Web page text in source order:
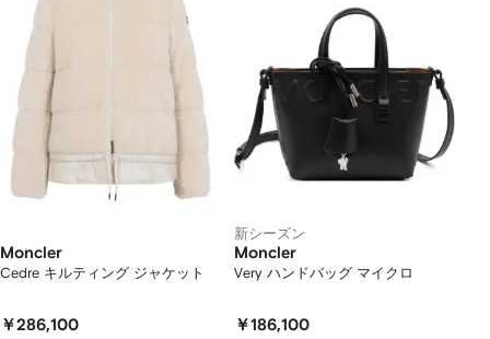
Moncler
Cedre キルティング ジャケット
￥286,100
新シーズン
Moncler
Very ハンドバッグ マイクロ
￥186,100